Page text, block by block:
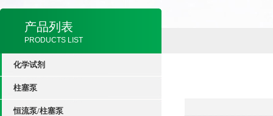
产品列表
PRODUCTS LIST
化学试剂
柱塞泵
恒流泵/柱塞泵